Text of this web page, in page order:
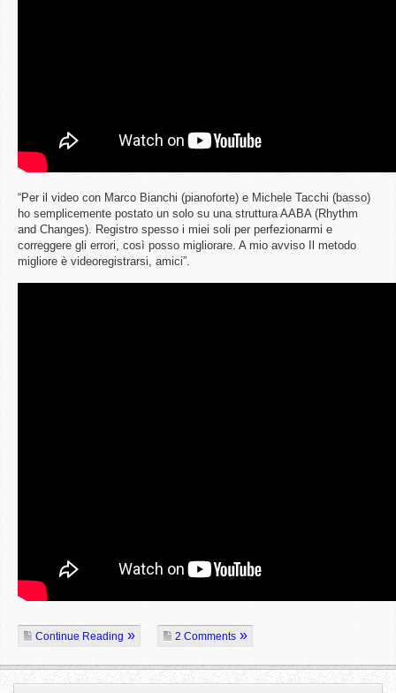
“Per il video con Marco Bianchi (pianoforte) e Michele Tacchi (basso)
ho semplicemente postato un solo su una struttura AABA (Rhythm
and Changes). Registro spesso i miei soli per perfezionarmi e
correggere gli errori, così posso migliorare. A mio avviso Il metodo
migliore è videoregistrarsi, amici”.
Continue Reading 2 Comments